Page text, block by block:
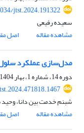
jtst.2024.191322
سعیده رفیعی
مشاهده مقاله
اصل
مدل‌سازی عملکرد
دوره 14، شماره 1، بهار 1404، صفحه
شبنم خدمت بین دانا، وحید
مشاهده مقاله
اصل